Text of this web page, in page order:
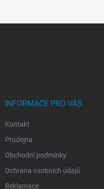
INFORMACE PRO VÁS
Kontakt
Prodejna
Obchodní podmínky
Ochrana osobních údajů
Reklamace